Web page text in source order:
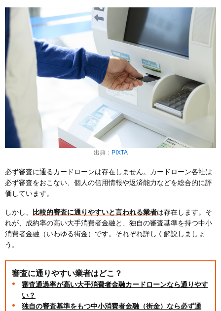
出典： PIXTA
必ず審査に通るカードローンは存在しません。カードローン各社は
必ず審査をおこない、個人の信用情報や返済能力などを総合的に評
価しています。
しかし、 比較的審査に通りやすいと言われる業者は存在します。そ
れが、成約率の高い大手消費者金融と、独自の審査基準を持つ中小
消費者金融（いわゆる街金）です。それぞれ詳しく解説しましょ
う。
審査に通りやすい業者はどこ？
審査通過率が高い大手消費者金融カードローンなら通りやす
い？
独自の審査基準をもつ中小消費者金融（街金）なら必ず通